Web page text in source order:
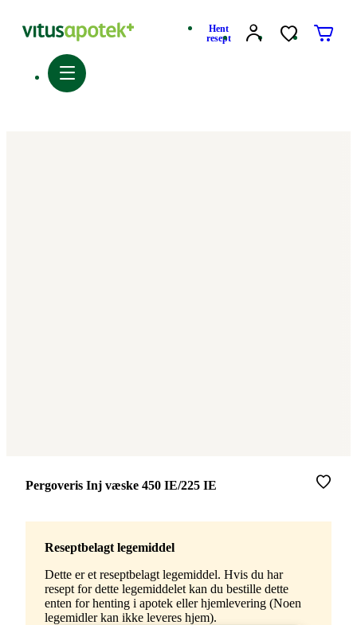
Hent
resept
Merke:
Pergoveris Inj væske 450 IE/225 IE
Reseptbelagt legemiddel
Dette er et reseptbelagt legemiddel. Hvis du har
resept for dette legemiddelet kan du bestille dette
enten for henting i apotek eller hjemlevering (Noen
legemidler kan ikke leveres hjem).